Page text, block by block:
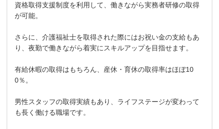
資格取得支援制度を利用して、働きながら実務者研修の取得
が可能。
さらに、介護福祉士を取得された際にはお祝い金の支給もあ
り、夜勤で働きながら着実にスキルアップを目指せます。
有給休暇の取得はもちろん、産休・育休の取得率はほぼ10
0％。
男性スタッフの取得実績もあり、ライフステージが変わって
も長く働ける職場です。